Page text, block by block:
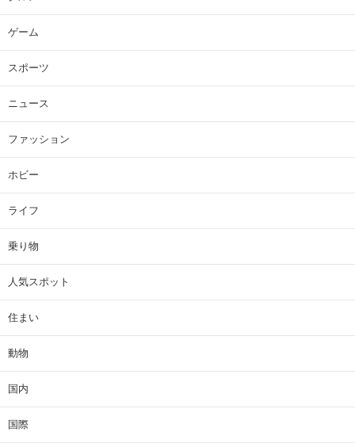
ゲーム
スポーツ
ニュース
ファッション
ホビー
ライフ
乗り物
人気スポット
住まい
動物
国内
国際